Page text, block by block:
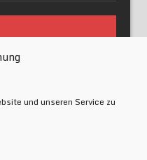
und unseren Service zu
wirklich aus?